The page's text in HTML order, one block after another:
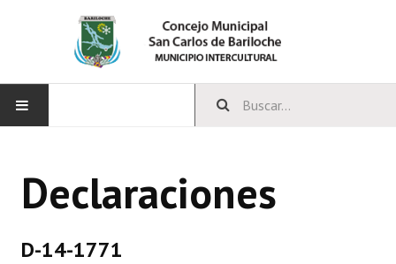
CONCEJO
Declaraciones
D-14-1771